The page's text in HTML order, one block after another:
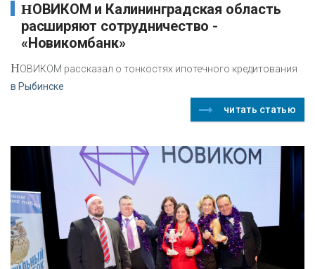
НОВИКОМ и Калининградская область
расширяют сотрудничество -
«Новикомбанк»
НОВИКОМ рассказал о тонкостях ипотечного кредитования
в Рыбинске
читать статью